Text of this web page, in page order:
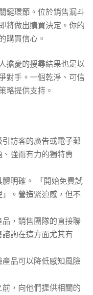
鍵環節。位於銷售漏斗
將做出購買決定。你的
購買信心。
擔憂的搜尋結果也足以
對手。一個乾淨、可信
略提供支持。
訪客的廣告或電子郵
強而有力的獨特賣
體明確。 「開始免費試
。營造緊迫感，但不
品，銷售團隊的直接聯
詢在這方面尤其有
產品可以降低感知風險
，向他們提供相關的